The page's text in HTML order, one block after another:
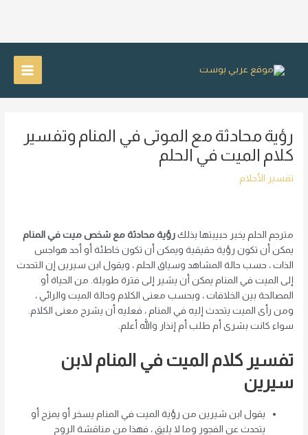
Main
رؤية محادثة مع الموتى في المنام وتفسير
كلام الميت في الحلم
تفسير الأحلام
مترجم الحلم يخبر حبيبتها بذلكرؤية محادثة مع شخص ميت في المنام
يمكن أن تكون رؤية حقيقية ويمكن أن تكون خاطئة أو أحد هواجس
الذات ، حسب حالة المشاهد وسياق الحلم ، ويقول ابن سيرين إن التحدث
إلى الميت في المنام يمكن أن يشير إلى فترة طويلة. من الحياة أو
المصالحة بين الخلافات ، وبحسب معنى الكلام وحالة الميت والرائي ،
ومن رأى الميت يتحدث إليه في المنام ، فعليه أن يشرح معنى الكلام.
سواء كانت بشرى أم طلب أم إنذار والله أعلم.
تفسير كلام الميت في المنام لابن
سيرين
يقول ابن شيرين من رؤية الميت في المنام يسخر أو يمزح أو
يتحدث عن الفجور وما لا يليق ، فهذا من مناقشة الروح